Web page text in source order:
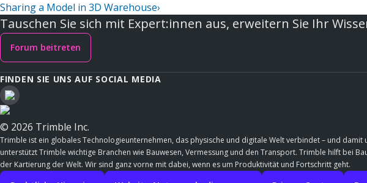
Sharing a Model in 3D Warehouse›
Tauschen Sie sich mit Expert:innen aus, erweitern Sie Ihr
Forum beitreten
FINDEN SIE UNS AUF SOCIAL MEDIA
© 2026 Trimble Inc.
Trimble ist ein globales Technologieunternehmen, das physische und digitale Welt verbindet – und
unterstützt Trimble wichtige Branchen wie Bauwesen, Vermessung und den Transport. Trimble hilft bei
der Kartierung der Welt. Wir sind ganz vorne mit dabei, wenn es um Produktivität und Fortschritt geht.